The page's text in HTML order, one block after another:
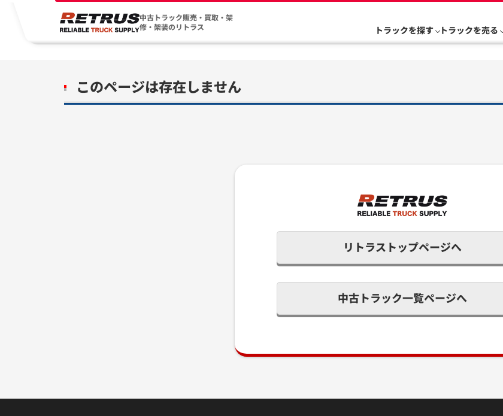
中古トラック販売・買取・架
修・架装のリトラス
トラックを探す トラックを売る
このページは存在しません
リトラストップページへ
中古トラック一覧ページへ